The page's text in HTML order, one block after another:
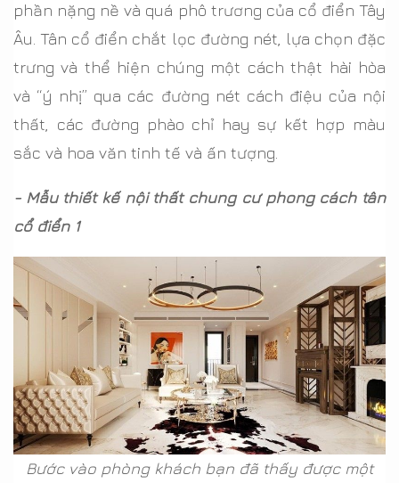
phần nặng nề và quá phô trương của cổ điển Tây
Âu. Tân cổ điển chắt lọc đường nét, lựa chọn đặc
trưng và thể hiện chúng một cách thật hài hòa
và “ý nhị” qua các đường nét cách điệu của nội
thất, các đường phào chỉ hay sự kết hợp màu
sắc và hoa văn tinh tế và ấn tượng.
- Mẫu thiết kế nội thất chung cư phong cách tân
cổ điển 1
Bước vào phòng khách bạn đã thấy được một